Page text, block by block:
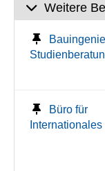
Weitere
Büro für
Internationales